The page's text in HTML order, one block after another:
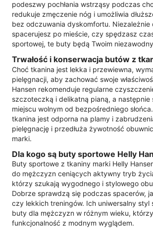
podeszwy pochłania wstrząsy podczas
redukuje zmęczenie nóg i umożliwia
bez odczuwania dyskomfortu.
spacerujesz po mieście, czy spędzasz
sportowej, te buty będą Twoim
Trwałość i konserwacja butów z
Choć tkanina jest lekka i przewiewna,
pielęgnacji, aby zachować swoje
Hansen rekomenduje regularne
szczoteczką i delikatną pianą, a następnie
miejscu wolnym od bezpośredniego
tkanina jest odporna na plamy i
pielęgnację i przedłuża żywotność
marki.
Dla kogo są buty sportowe Helly
Buty sportowe z tkaniny marki Helly
do mężczyzn ceniących aktywny tryb
którzy szukają wygodnego i stylowego
Dobrze sprawdzą się podczas spacerów,
czy lekkich treningów. Ich uniwersalny styl
buty dla mężczyzn w różnym wieku,
funkcjonalność z modnym wyglądem.